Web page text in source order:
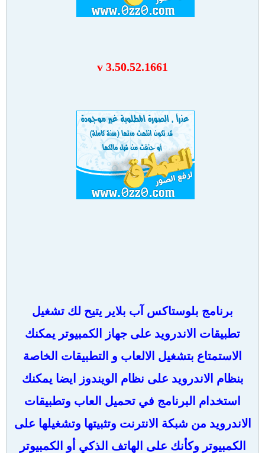
v 3.50.52.1661
برنامج بلوستاكس آب بلاير يتيح لك تشغيل
تطبيقات الاندرويد على جهاز الكمبيوتر يمكنك
الاستمتاع بتشغيل الالعاب و التطبيقات الخاصة
بنظام الاندرويد على نظام الويندوز ايضا يمكنك
استخدام البرنامج في تحميل العاب وتطبيقات
الاندرويد من شبكة الانترنت وتثبيتها وتشغيلها على
الكمبيوتر وكأنك على الهاتف الذكي أو الكمبيوتر